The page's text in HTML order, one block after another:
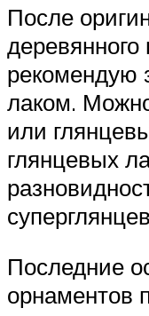
После
деревянного
рекомендую
лаком.
или
глянцевых
Последние
орнаментов